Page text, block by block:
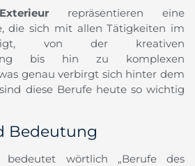
repräsentieren eine
die sich mit allen Tätigkeiten im
von der kreativen
bis hin zu komplexen
genau verbirgt sich hinter dem
diese Berufe heute so wichtig
Bedeutung
bedeutet wörtlich „Berufe des